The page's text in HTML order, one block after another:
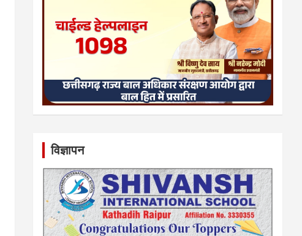
विज्ञापन